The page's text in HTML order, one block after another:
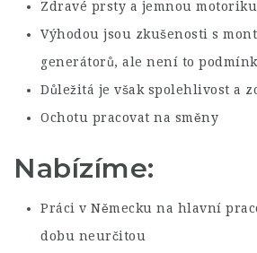
Zdravé prsty a jemnou motoriku
Výhodou jsou zkušenosti s
generátorů, ale není to
Důležitá je však spolehlivost a
Ochotu pracovat na směny
Nabízíme:
Práci v Německu na hlavní
dobu neurčitou